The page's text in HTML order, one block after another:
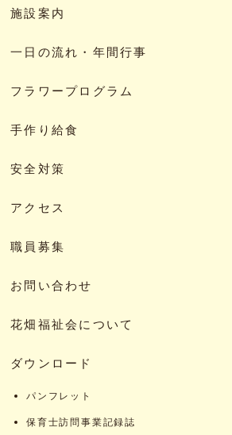
施設案内
一日の流れ・年間行事
フラワープログラム
手作り給食
安全対策
アクセス
職員募集
お問い合わせ
花畑福祉会について
ダウンロード
パンフレット
保育士訪問事業記録誌